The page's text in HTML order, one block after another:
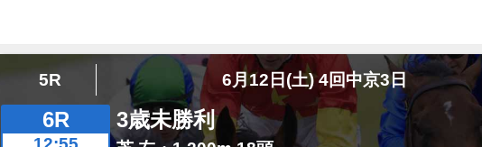
5R 6月12日(土) 4回中京3日
6R 3歳未勝利